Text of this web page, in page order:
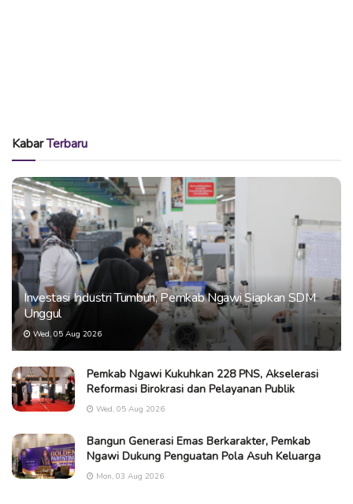
KabarTerbaru
Investasi Industri Tumbuh, Pemkab Ngawi Siapkan SDM
Unggul
Wed, 05 Aug 2026
Pemkab Ngawi Kukuhkan 228 PNS, Akselerasi
Reformasi Birokrasi dan Pelayanan Publik
Wed, 05 Aug 2026
Bangun Generasi Emas Berkarakter, Pemkab
Ngawi Dukung Penguatan Pola Asuh Keluarga
Mon, 03 Aug 2026